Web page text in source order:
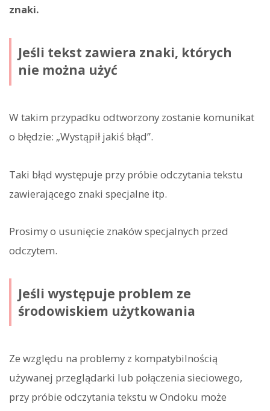
znaki.
Jeśli tekst zawiera znaki, których
nie można użyć
W takim przypadku odtworzony zostanie komunikat
o błędzie: „Wystąpił jakiś błąd”.
Taki błąd występuje przy próbie odczytania tekstu
zawierającego znaki specjalne itp.
Prosimy o usunięcie znaków specjalnych przed
odczytem.
Jeśli występuje problem ze
środowiskiem użytkowania
Ze względu na problemy z kompatybilnością
używanej przeglądarki lub połączenia sieciowego,
przy próbie odczytania tekstu w Ondoku może